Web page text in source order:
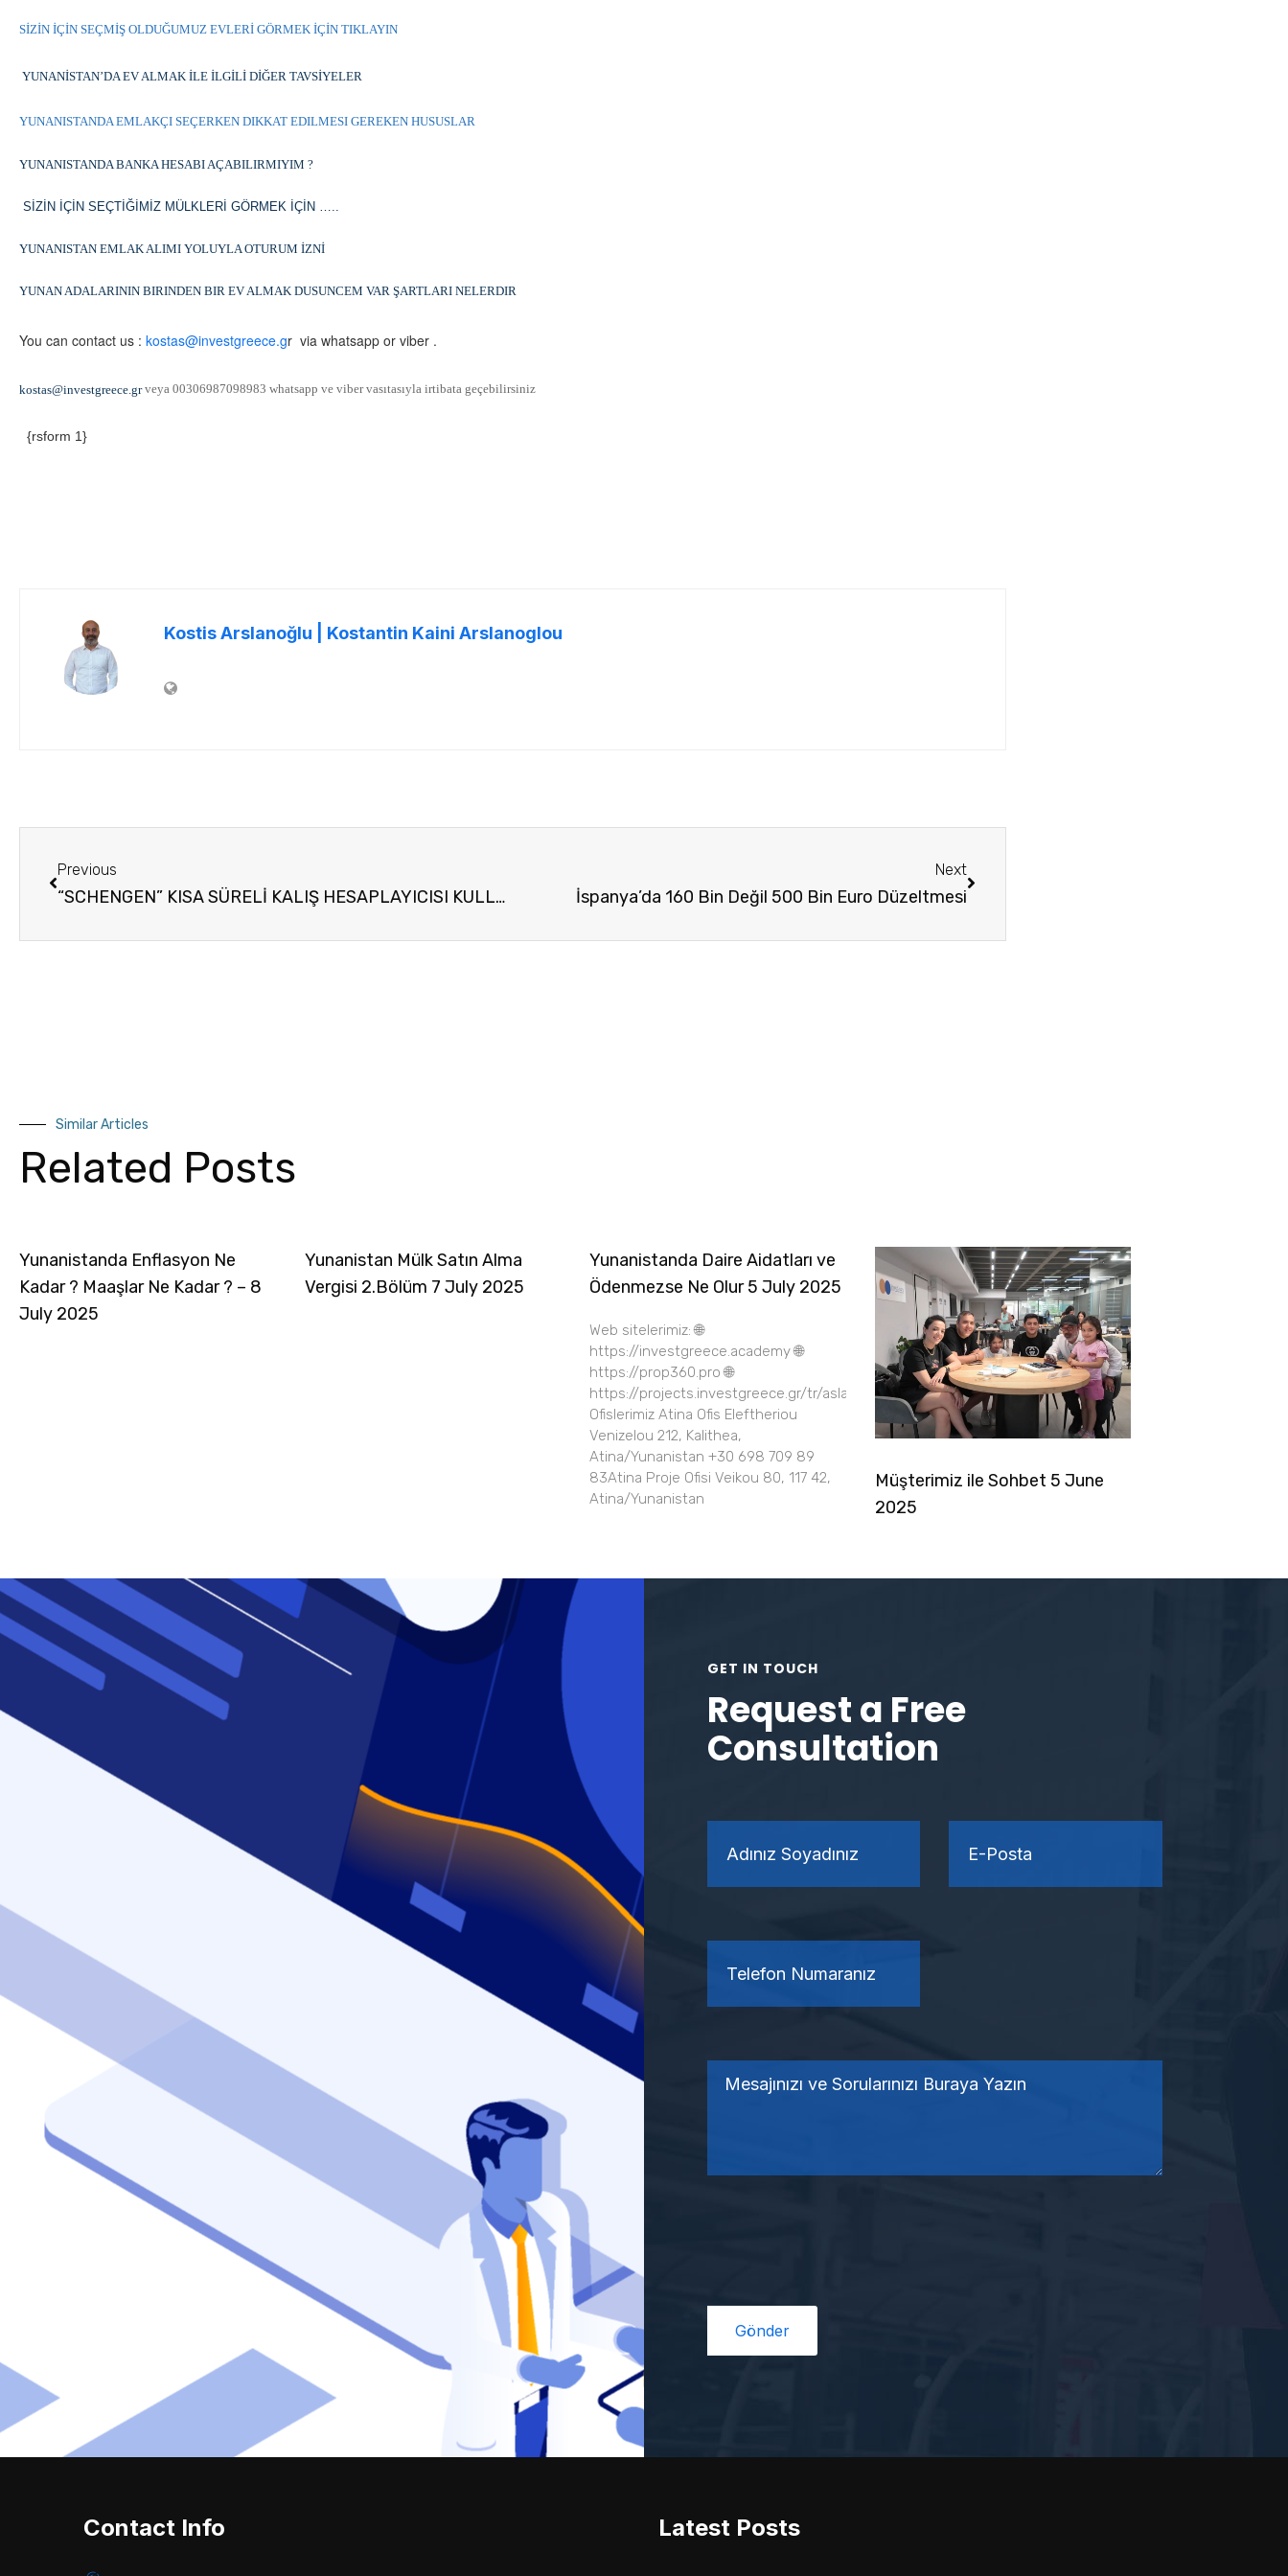
SİZİN İÇİN SEÇMİŞ OLDUĞUMUZ EVLERİ GÖRMEK İÇİN TIKLAYIN
YUNANİSTAN’DA EV ALMAK İLE İLGİLİ DİĞER TAVSİYELER
YUNANISTANDA EMLAKÇI SEÇERKEN DIKKAT EDILMESI GEREKEN HUSUSLAR
YUNANISTANDA BANKA HESABI AÇABILIRMIYIM ?
SİZİN İÇİN SEÇTİĞİMİZ MÜLKLERİ GÖRMEK İÇİN …..
YUNANISTAN EMLAK ALIMI YOLUYLA OTURUM İZNİ
YUNAN ADALARININ BIRINDEN BIR EV ALMAK DUSUNCEM VAR ŞARTLARI NELERDIR
You can contact us : kostas@investgreece.gr via whatsapp or viber .
kostas@investgreece.grveya 00306987098983 whatsapp ve viber vasıtasıyla irtibata geçebilirsiniz
{rsform 1}
Kostis Arslanoğlu | Kostantin Kaini Arslanoglou
Previous
“SCHENGEN” KISA SÜRELİ KALIŞ HESAPLAYICISI KULLANIM KILAVUZU
Next
İspanya’da 160 Bin Değil 500 Bin Euro Düzeltmesi
Similar Articles
Related Posts
Yunanistanda Enflasyon Ne
Kadar ? Maaşlar Ne Kadar ? – 8
July 2025
Yunanistan Mülk Satın Alma
Vergisi 2.Bölüm 7 July 2025
Yunanistanda Daire Aidatları ve
Ödenmezse Ne Olur 5 July 2025
Web sitelerimiz: 🌐
https://investgreece.academy 🌐
https://prop360.pro 🌐
https://projects.investgreece.gr/tr/aslanoglou6
Ofislerimiz Atina Ofis Eleftheriou
Venizelou 212, Kalithea,
Atina/Yunanistan +30 698 709 89
83Atina Proje Ofisi Veikou 80, 117 42,
Atina/Yunanistan
Müşterimiz ile Sohbet 5 June
2025
GET IN TOUCH
Request a Free
Consultation
Contact Info Latest Posts